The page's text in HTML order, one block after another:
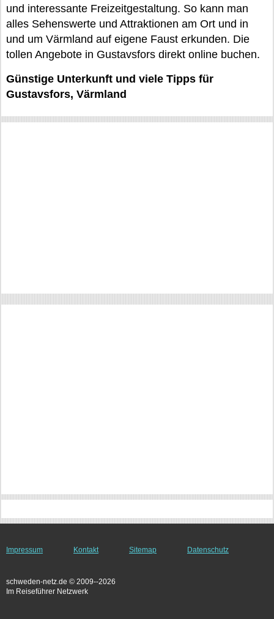
und interessante Freizeitgestaltung. So kann man
alles Sehenswerte und Attraktionen am Ort und in
und um Värmland auf eigene Faust erkunden. Die
tollen Angebote in Gustavsfors direkt online buchen.
Günstige Unterkunft und viele Tipps für
Gustavsfors, Värmland
Impressum Kontakt Sitemap Datenschutz
schweden-netz.de © 2009--2026
Im Reiseführer Netzwerk